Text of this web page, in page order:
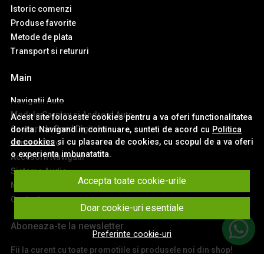
Acest site foloseste cookies pentru a va oferi functionalitatea
dorita. Navigand in continuare, sunteti de acord cu Politica
de cookiessi cu plasarea de cookies, cu scopul de a va oferi
o experienta imbunatatita.
Accepta toate cookie-urile
Doar cookie-uri esentiale
Preferinte cookie-uri
Istoric comenzi
Produse favorite
Metode de plata
Transport si retururi
Main
Navigatii Auto
Module Carplay si Android Auto
Ceasuri de Bord Digitale
Camere Auto
Accesorii Navigatii
Sisteme Audio
Montaj Navigatii
Contact
Aboneaza-te la newsletter
Fii la curent cu toate promotiile si produsele noi din shop!